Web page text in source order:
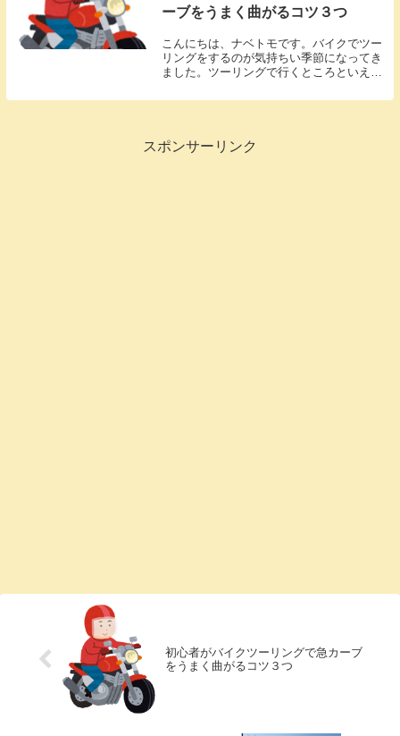
ーブをうまく曲がるコツ３つ
こんにちは、ナベトモです。バイクでツー
リングをするのが気持ちい季節になってき
ました。ツーリングで行くところといえば
ね。そうすると外せないのが山です。山か
スポンサーリンク
初心者がバイクツーリングで急カーブ
をうまく曲がるコツ３つ